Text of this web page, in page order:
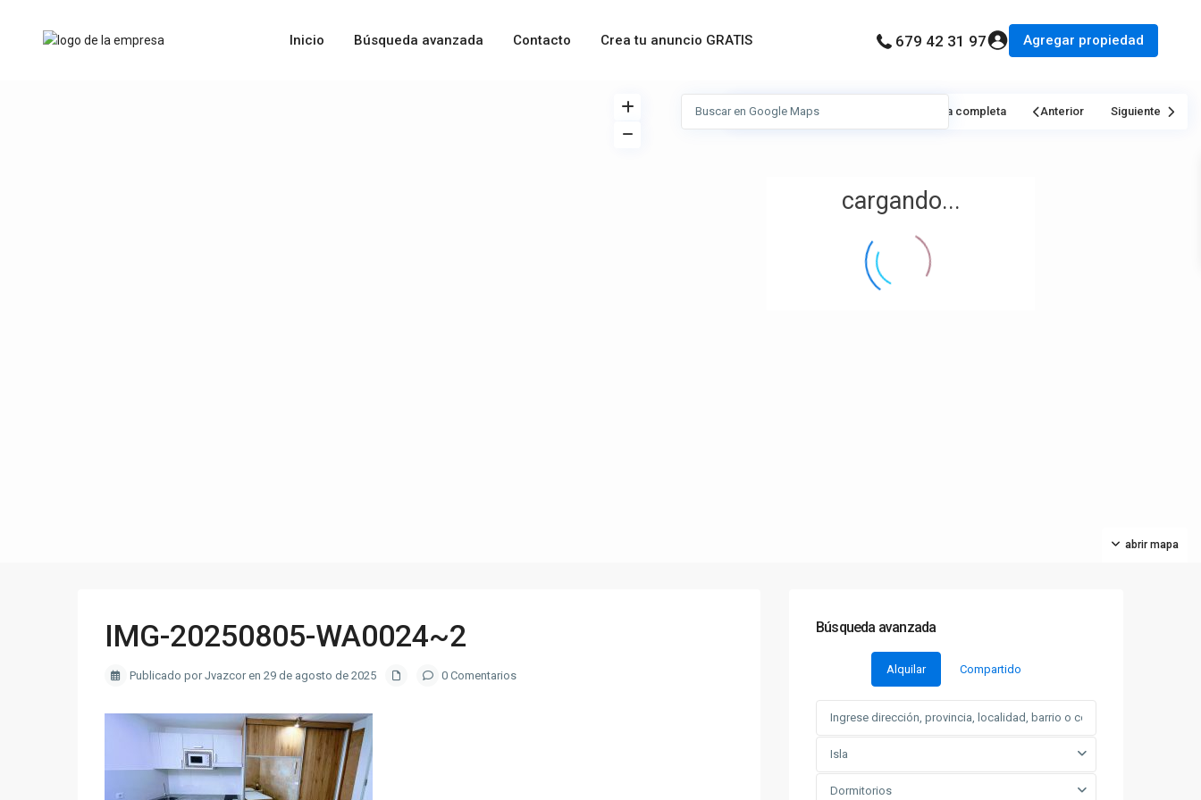
Inicio Búsqueda avanzada Contacto Crea tu anuncio GRATIS 679 42 31 97 Agregar propiedad
cargando...
abrir mapa
Ver Mi Ubicación Pantalla completa Anterior Siguiente
IMG-20250805-WA0024~2
Publicado por Jvazcor en 29 de agosto de 2025 0 Comentarios
Búsqueda avanzada
Alquilar Compartido
Isla
Dormitorios